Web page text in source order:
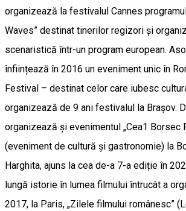
organizează la festivalul Cannes
Waves” destinat tinerilor regizori și
scenaristică într-un program european.
înființează în 2016 un eveniment unic în
Festival – destinat celor care iubesc
organizează de 9 ani festivalul la Brașov.
organizează și evenimentul „Cea1 Borsec
(eveniment de cultură și gastronomie) la
Harghita, ajuns la cea de-a 7-a ediție în
lungă istorie în lumea filmului întrucât a
2017, la Paris, „Zilele filmului românesc”